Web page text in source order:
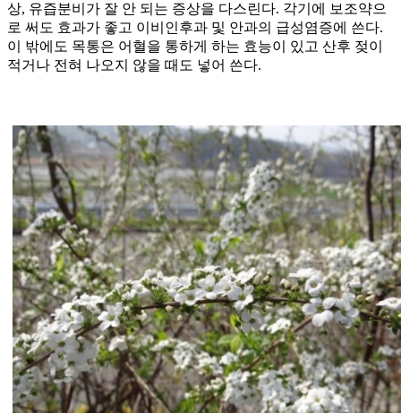
상, 유즙분비가 잘 안 되는 증상을 다스린다. 각기에 보조약으
로 써도 효과가 좋고 이비인후과 및 안과의 급성염증에 쓴다.
이 밖에도 목통은 어혈을 통하게 하는 효능이 있고 산후 젖이
적거나 전혀 나오지 않을 때도 넣어 쓴다.